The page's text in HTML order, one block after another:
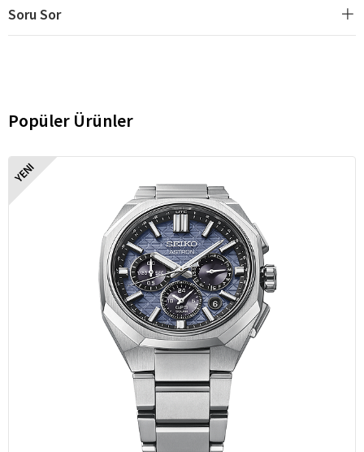
Soru Sor
Popüler Ürünler
YENI